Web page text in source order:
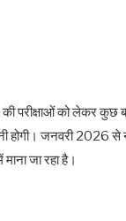
परीक्षाओं को लेकर
होगी। जनवरी 2026
जा रहा है।